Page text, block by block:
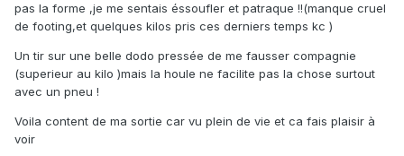
pas la forme ,je me sentais éssoufler et patraque !!(manque cruel
de footing,et quelques kilos pris ces derniers temps kc )
Un tir sur une belle dodo pressée de me fausser compagnie
(superieur au kilo )mais la houle ne facilite pas la chose surtout
avec un pneu !
Voila content de ma sortie car vu plein de vie et ca fais plaisir à
voir